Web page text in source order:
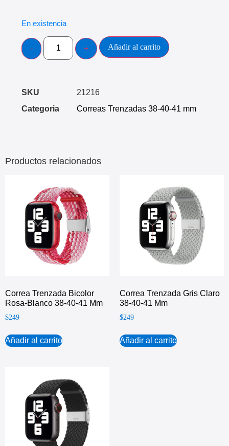
En existencia
Añadir al carrito
SKU
21216
Categoria
Correas Trenzadas 38-40-41 mm
Productos relacionados
Correa Trenzada Bicolor
Rosa-Blanco 38-40-41 Mm
$249
Añadir al carrito
Correa Trenzada Gris Claro
38-40-41 Mm
$249
Añadir al carrito